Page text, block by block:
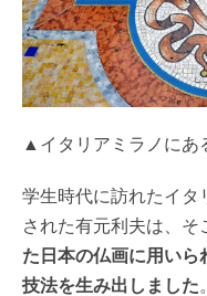
▲イタリアミラノにあ
学生時代に訪れたイタ
された有元利夫は、そ
た日本の仏画に用いら
技法を生み出しました